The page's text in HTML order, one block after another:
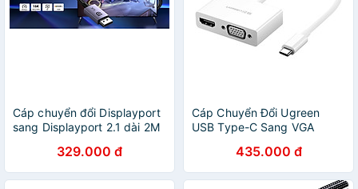
Cáp chuyển đổi Displayport
sang Displayport 2.1 dài 2M
Hàng chính hãng
329.000 đ
Cáp Chuyển Đổi Ugreen
USB Type-C Sang VGA
Chính Hãng435.000 đ